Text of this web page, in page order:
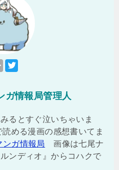
ガ情報局管理人
るとすぐ泣いちゃいま
める漫画の感想書いてま
ンガ情報局
画像は七尾ナ
ンディオ』からコハクで